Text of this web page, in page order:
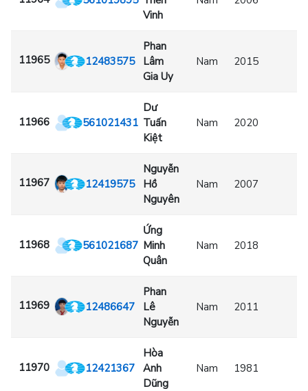
Vinh
11965 12483575
Phan
Lâm
Gia Uy
Nam 2015
11966 561021431
Dư
Tuấn
Kiệt
Nam 2020
11967 12419575
Nguyễn
Hồ
Nguyên
Nam 2007
11968 561021687
Ứng
Minh
Quân
Nam 2018
11969 12486647
Phan
Lê
Nguyễn
Nam 2011
11970 12421367
Hòa
Anh
Dũng
Nam 1981